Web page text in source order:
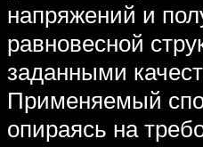
напряжений и
равновесной
заданными
Применяемый
опираясь на